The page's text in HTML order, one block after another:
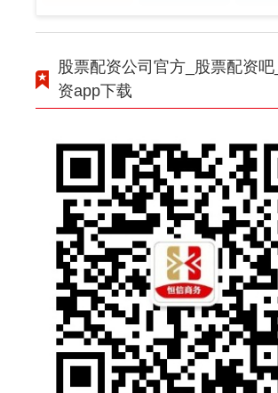
股票配资公司官方_股票配资
资app下载